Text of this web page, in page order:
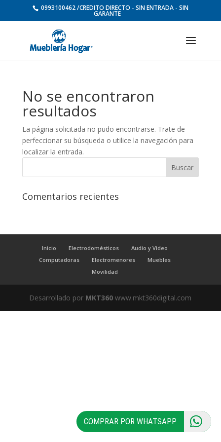
0993100462 /CREDITO DIRECTO - SIN ENTRADA - SIN
GARANTE
No se encontraron
resultados
La página solicitada no pudo encontrarse. Trate de
perfeccionar su búsqueda o utilice la navegación para
localizar la entrada.
Comentarios recientes
Inicio Electrodomésticos
Audio y Video
Computadoras
Electromenores
Muebles
Movilidad
Desarrollado por MKT360 www.mkt360digital.com
COMPRAR POR WHATSAPP